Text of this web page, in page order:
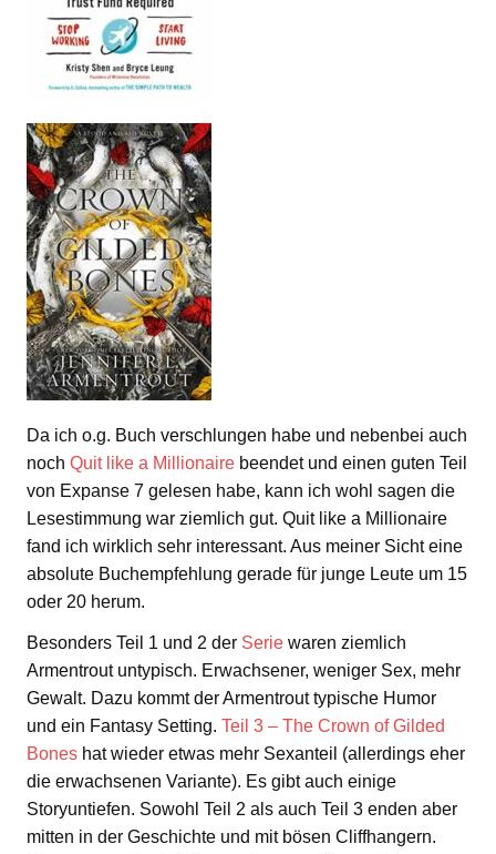
Da ich o.g. Buch verschlungen habe und nebenbei auch
noch Quit like a Millionaire beendet und einen guten Teil
von Expanse 7 gelesen habe, kann ich wohl sagen die
Lesestimmung war ziemlich gut. Quit like a Millionaire
fand ich wirklich sehr interessant. Aus meiner Sicht eine
absolute Buchempfehlung gerade für junge Leute um 15
oder 20 herum.
Besonders Teil 1 und 2 der Serie waren ziemlich
Armentrout untypisch. Erwachsener, weniger Sex, mehr
Gewalt. Dazu kommt der Armentrout typische Humor
und ein Fantasy Setting. Teil 3 – The Crown of Gilded
Bones hat wieder etwas mehr Sexanteil (allerdings eher
die erwachsenen Variante). Es gibt auch einige
Storyuntiefen. Sowohl Teil 2 als auch Teil 3 enden aber
mitten in der Geschichte und mit bösen Cliffhangern.